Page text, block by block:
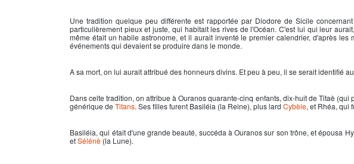
Une tradition quelque peu différente est rapportée par Diodore de Sicile
particulièrement pieux et juste, qui habitait les rives de l'Océan. C'est lui qui leur
même était un habile astronome, et il aurait inventé le premier calendrier, d'après
événements qui devaient se produire dans le monde.
A sa mort, on lui aurait attribué des honneurs divins. Et peu à peu, il se serait identifié
Dans celte tradition, on attribue à Ouranos quarante-cinq enfants, dix-huit de Titaè
générique de Titans. Ses filles furent Basiléia (la Reine), plus lard Cybèle, et Rhéa, qui
Basiléia, qui était d'une grande beauté, succéda à Ouranos sur son trône, et épousa
etSélénè (la Lune).